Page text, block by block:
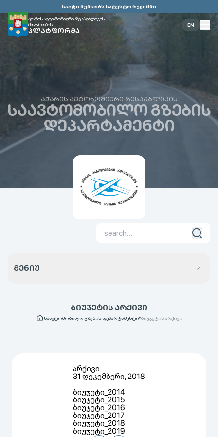
საიტი მუშაობს სატესტო რეჟიმში
აჭარის ავტონომიური რესპუბლიკის
მთავრობის
ᲞᲚᲐᲢᲤᲝᲠᲛᲐ
EN
ᲐᲭᲐᲠᲘᲡ ᲐᲕᲢᲝᲜᲝᲛᲘᲣᲠᲘ ᲠᲔᲡᲞᲣᲑᲚᲘᲙᲘᲡ
ᲡᲐᲐᲕᲢᲝᲛᲝᲑᲘᲚᲝ ᲒᲖᲔᲑᲘᲡ
ᲓᲔᲞᲐᲠᲢᲐᲛᲔᲜᲢᲘ
ᲛᲔᲜᲘᲣ
ᲑᲘᲣᲯᲔᲢᲘᲡ ᲐᲠᲥᲘᲕᲘ
საავტომობილო გზების დეპარტამენტი ბიუჯეტის არქივი
არქივი
31 დეკემბერი, 2018
ბიუჯეტი_2014
ბიუჯეტი_2015
ბიუჯეტი_2016
ბიუჯეტი_2017
ბიუჯეტი_2018
ბიუჯეტი_2019